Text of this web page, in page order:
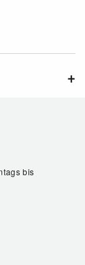
bis